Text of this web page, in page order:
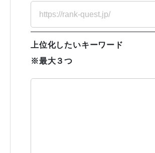
上位化したいキーワード
※最大３つ